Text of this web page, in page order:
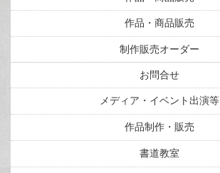
作品・商品販売
制作販売オーダー
お問合せ
メディア・イベント出演等
作品制作・販売
書道教室